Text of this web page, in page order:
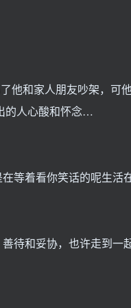
他和家人朋友吵架，可
的人心酸和怀念…
等着看你笑话的呢生活
待和妥协，也许走到一